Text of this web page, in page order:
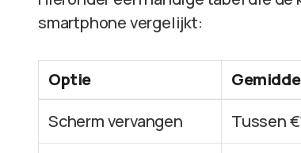
smartphone vergelijkt:
Optie
Scherm vervangen
Tussen